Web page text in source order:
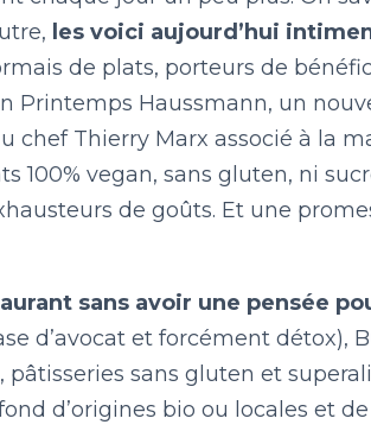
les voici aujourd’hui
de plats, porteurs de
Printemps Haussmann, un
chef Thierry Marx associé à la
100% vegan, sans gluten, ni
de goûts. Et une
sans avoir une pensée
d’avocat et forcément détox),
pâtisseries sans gluten et
d’origines bio ou locales et